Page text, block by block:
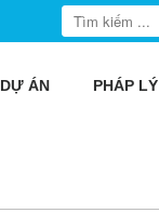
DỰ ÁN PHÁP LÝ